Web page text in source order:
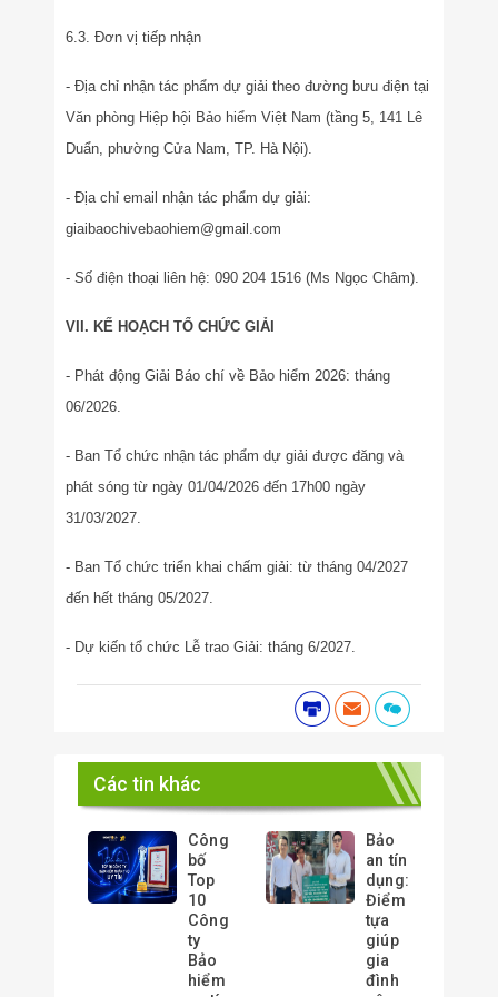
6.3. Đơn vị tiếp nhận
- Địa chỉ nhận tác phẩm dự giải theo đường bưu điện tại
Văn phòng Hiệp hội Bảo hiểm Việt Nam (tầng 5, 141 Lê
Duẩn, phường Cửa Nam, TP. Hà Nội).
- Địa chỉ email nhận tác phẩm dự giải:
giaibaochivebaohiem@gmail.com
- Số điện thoại liên hệ: 090 204 1516 (Ms Ngọc Châm).
VII. KẾ HOẠCH TỔ CHỨC GIẢI
- Phát động Giải Báo chí về Bảo hiểm 2026: tháng
06/2026.
- Ban Tổ chức nhận tác phẩm dự giải được đăng và
phát sóng từ ngày 01/04/2026 đến 17h00 ngày
31/03/2027.
- Ban Tổ chức triển khai chấm giải: từ tháng 04/2027
đến hết tháng 05/2027.
- Dự kiến tổ chức Lễ trao Giải: tháng 6/2027.
Các tin khác
Công
bố
Top
10
Công
ty
Bảo
hiểm
Bảo
an tín
dụng:
Điểm
tựa
giúp
gia
đình